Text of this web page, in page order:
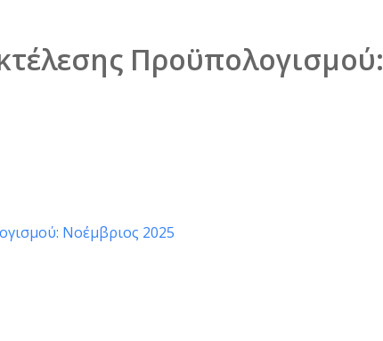
Προϋπολογισμού:
Νοέμβριος 2025